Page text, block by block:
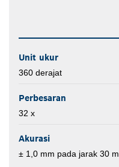
Unit ukur
360 derajat
Perbesaran
32 x
Akurasi
± 1,0 mm pada jarak 30 m